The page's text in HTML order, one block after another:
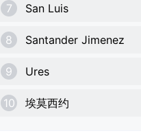
7 San Luis
8 Santander Jimenez
9 Ures
10 埃莫西约